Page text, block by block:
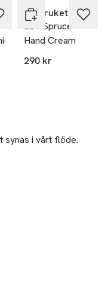
L:a Bruket
221 Spruce
Hand Cream
290 kr
synas i vårt flöde.